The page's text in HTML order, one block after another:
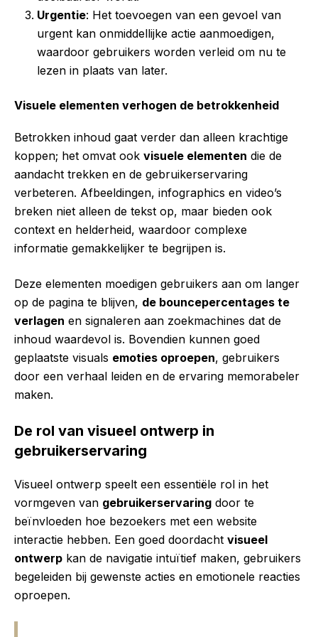
Urgentie: Het toevoegen van een gevoel van
urgent kan onmiddellijke actie aanmoedigen,
waardoor gebruikers worden verleid om nu te
lezen in plaats van later.
Visuele elementen verhogen de betrokkenheid
Betrokken inhoud gaat verder dan alleen krachtige
koppen; het omvat ook visuele elementen die de
aandacht trekken en de gebruikerservaring
verbeteren. Afbeeldingen, infographics en video’s
breken niet alleen de tekst op, maar bieden ook
context en helderheid, waardoor complexe
informatie gemakkelijker te begrijpen is.
Deze elementen moedigen gebruikers aan om langer
op de pagina te blijven, de bouncepercentages te
verlagen en signaleren aan zoekmachines dat de
inhoud waardevol is. Bovendien kunnen goed
geplaatste visuals emoties oproepen, gebruikers
door een verhaal leiden en de ervaring memorabeler
maken.
De rol van visueel ontwerp in
gebruikerservaring
Visueel ontwerp speelt een essentiële rol in het
vormgeven van gebruikerservaring door te
beïnvloeden hoe bezoekers met een website
interactie hebben. Een goed doordacht visueel
ontwerp kan de navigatie intuïtief maken, gebruikers
begeleiden bij gewenste acties en emotionele reacties
oproepen.